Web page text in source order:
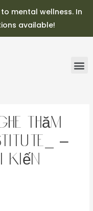
mental wellness. In
available!
thăm
–
kiến